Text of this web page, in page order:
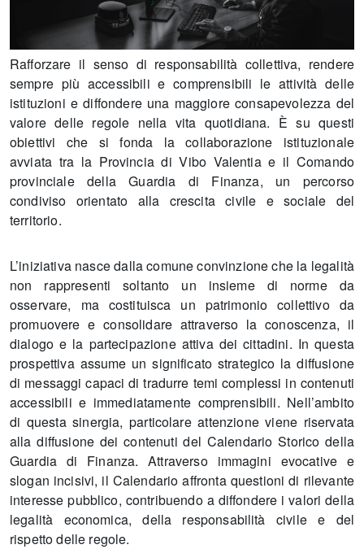
Rafforzare il senso di responsabilità collettiva, rendere
sempre più accessibili e comprensibili le attività delle
istituzioni e diffondere una maggiore consapevolezza del
valore delle regole nella vita quotidiana. È su questi
obiettivi che si fonda la collaborazione istituzionale
avviata tra la Provincia di Vibo Valentia e il Comando
provinciale della Guardia di Finanza, un percorso
condiviso orientato alla crescita civile e sociale del
territorio.
L’iniziativa nasce dalla comune convinzione che la legalità
non rappresenti soltanto un insieme di norme da
osservare, ma costituisca un patrimonio collettivo da
promuovere e consolidare attraverso la conoscenza, il
dialogo e la partecipazione attiva dei cittadini. In questa
prospettiva assume un significato strategico la diffusione
di messaggi capaci di tradurre temi complessi in contenuti
accessibili e immediatamente comprensibili. Nell’ambito
di questa sinergia, particolare attenzione viene riservata
alla diffusione dei contenuti del Calendario Storico della
Guardia di Finanza. Attraverso immagini evocative e
slogan incisivi, il Calendario affronta questioni di rilevante
interesse pubblico, contribuendo a diffondere i valori della
legalità economica, della responsabilità civile e del
rispetto delle regole.